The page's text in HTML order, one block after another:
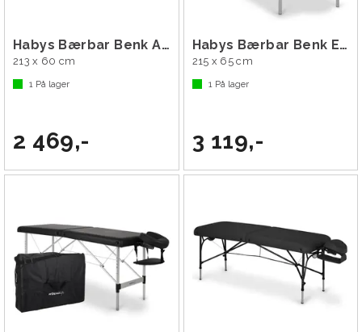
Habys Bærbar Benk Adele 60
213 x 60 cm
1 På lager
2 469,-
Habys Bærbar Benk Estetic Light
215 x 65 cm
1På lager
3 119,-